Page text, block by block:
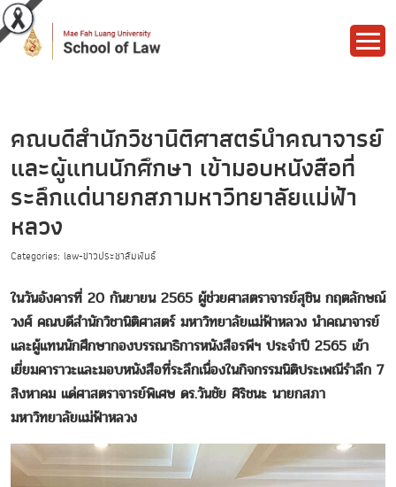
คณบดีสำนักวิชานิติศาสตร์นำคณาจารย์
และผู้แทนนักศึกษา เข้ามอบหนังสือที่
ระลึกแด่นายกสภามหาวิทยาลัยแม่ฟ้า
หลวง
Categories: law-ข่าวประชาสัมพันธ์
ในวันอังคารที่ 20 กันยายน 2565 ผู้ช่วยศาสตราจารย์สุชิน กฤตลักษณ์
วงศ์ คณบดีสำนักวิชานิติศาสตร์ มหาวิทยาลัยแม่ฟ้าหลวง นำคณาจารย์
และผู้แทนนักศึกษากองบรรณาธิการหนังสือรพีฯ ประจำปี 2565 เข้า
เยี่ยมคาราวะและมอบหนังสือที่ระลึกเนื่องในกิจกรรมนิติประเพณีรำลึก 7
สิงหาคม แด่ศาสตราจารย์พิเศษ ดร.วันชัย ศิริชนะ นายกสภา
มหาวิทยาลัยแม่ฟ้าหลวง